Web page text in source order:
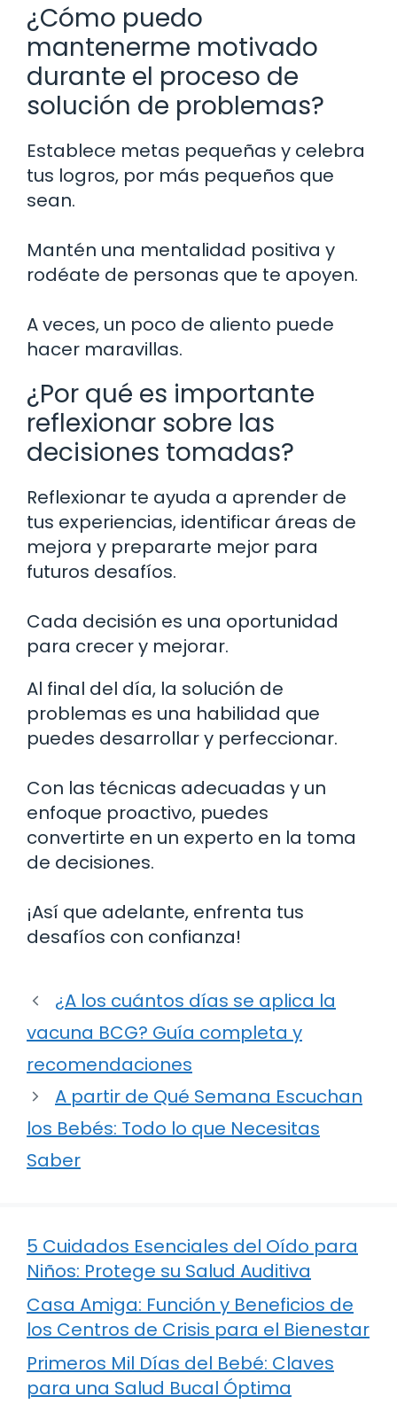
¿Cómo puedo
mantenerme motivado
durante el proceso de
solución de problemas?
Establece metas pequeñas y celebra
tus logros, por más pequeños que
sean.
Mantén una mentalidad positiva y
rodéate de personas que te apoyen.
A veces, un poco de aliento puede
hacer maravillas.
¿Por qué es importante
reflexionar sobre las
decisiones tomadas?
Reflexionar te ayuda a aprender de
tus experiencias, identificar áreas de
mejora y prepararte mejor para
futuros desafíos.
Cada decisión es una oportunidad
para crecer y mejorar.
Al final del día, la solución de
problemas es una habilidad que
puedes desarrollar y perfeccionar.
Con las técnicas adecuadas y un
enfoque proactivo, puedes
convertirte en un experto en la toma
de decisiones.
¡Así que adelante, enfrenta tus
desafíos con confianza!
¿A los cuántos días se aplica la
vacuna BCG? Guía completa y
recomendaciones
A partir de Qué Semana Escuchan
los Bebés: Todo lo que Necesitas
Saber
5 Cuidados Esenciales del Oído para
Niños: Protege su Salud Auditiva
Casa Amiga: Función y Beneficios de
los Centros de Crisis para el Bienestar
Primeros Mil Días del Bebé: Claves
para una Salud Bucal Óptima